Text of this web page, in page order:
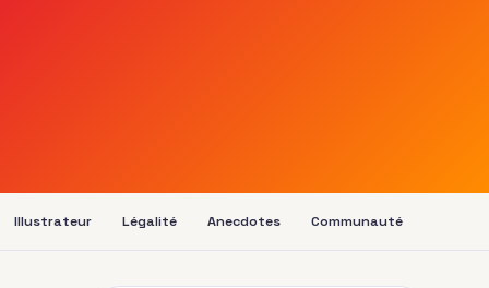
Illustrateur Légalité Anecdotes Communauté